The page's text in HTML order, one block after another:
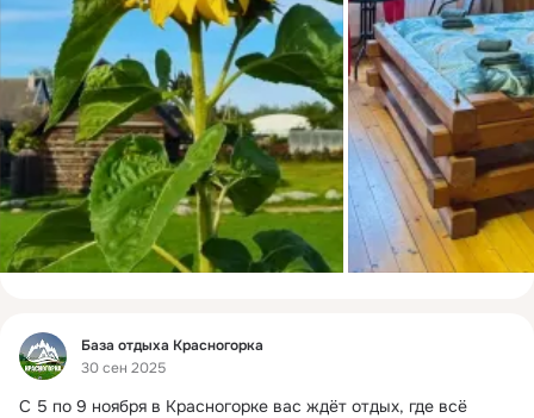
Фид
База отдыха Красногорка
30 сен 2025
С 5 по 9 ноября в Красногорке вас ждёт отдых, где всё